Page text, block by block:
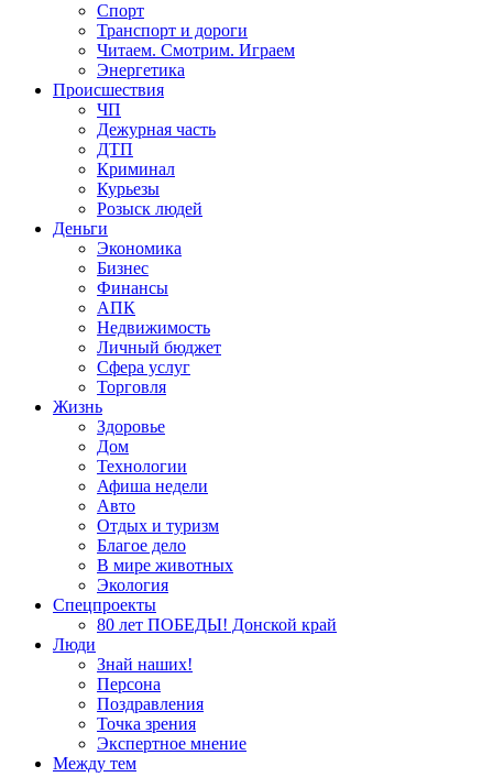
Спорт
Транспорт и дороги
Читаем. Смотрим. Играем
Энергетика
Происшествия
ЧП
Дежурная часть
ДТП
Криминал
Курьезы
Розыск людей
Деньги
Экономика
Бизнес
Финансы
АПК
Недвижимость
Личный бюджет
Сфера услуг
Торговля
Жизнь
Здоровье
Дом
Технологии
Афиша недели
Авто
Отдых и туризм
Благое дело
В мире животных
Экология
Спецпроекты
80 лет ПОБЕДЫ! Донской край
Люди
Знай наших!
Персона
Поздравления
Точка зрения
Экспертное мнение
Между тем